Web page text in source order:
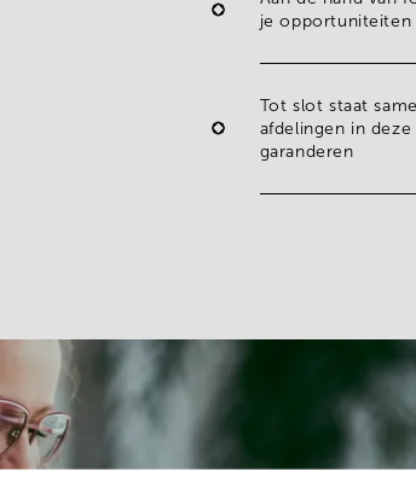
je opportuniteiten
Tot slot staat
afdelingen in
garanderen